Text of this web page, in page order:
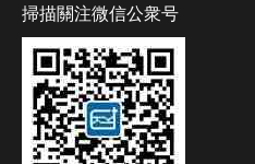
掃描關注微信公衆号